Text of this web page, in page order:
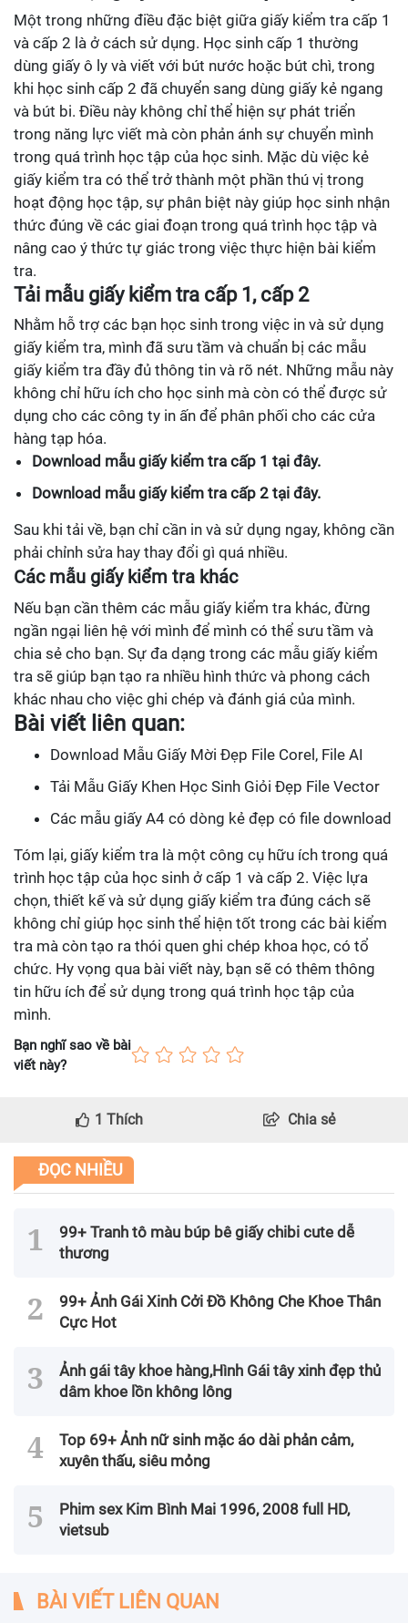
Một trong những điều đặc biệt giữa giấy kiểm tra cấp 1
và cấp 2 là ở cách sử dụng. Học sinh cấp 1 thường
dùng giấy ô ly và viết với bút nước hoặc bút chì, trong
khi học sinh cấp 2 đã chuyển sang dùng giấy kẻ ngang
và bút bi. Điều này không chỉ thể hiện sự phát triển
trong năng lực viết mà còn phản ánh sự chuyển mình
trong quá trình học tập của học sinh. Mặc dù việc kẻ
giấy kiểm tra có thể trở thành một phần thú vị trong
hoạt động học tập, sự phân biệt này giúp học sinh nhận
thức đúng về các giai đoạn trong quá trình học tập và
nâng cao ý thức tự giác trong việc thực hiện bài kiểm
tra.
Tải mẫu giấy kiểm tra cấp 1, cấp 2
Nhằm hỗ trợ các bạn học sinh trong việc in và sử dụng
giấy kiểm tra, mình đã sưu tầm và chuẩn bị các mẫu
giấy kiểm tra đầy đủ thông tin và rõ nét. Những mẫu này
không chỉ hữu ích cho học sinh mà còn có thể được sử
dụng cho các công ty in ấn để phân phối cho các cửa
hàng tạp hóa.
Download mẫu giấy kiểm tra cấp 1 tại đây.
Download mẫu giấy kiểm tra cấp 2 tại đây.
Sau khi tải về, bạn chỉ cần in và sử dụng ngay, không cần
phải chỉnh sửa hay thay đổi gì quá nhiều.
Các mẫu giấy kiểm tra khác
Nếu bạn cần thêm các mẫu giấy kiểm tra khác, đừng
ngần ngại liên hệ với mình để mình có thể sưu tầm và
chia sẻ cho bạn. Sự đa dạng trong các mẫu giấy kiểm
tra sẽ giúp bạn tạo ra nhiều hình thức và phong cách
khác nhau cho việc ghi chép và đánh giá của mình.
Bài viết liên quan:
Download Mẫu Giấy Mời Đẹp File Corel, File AI
Tải Mẫu Giấy Khen Học Sinh Giỏi Đẹp File Vector
Các mẫu giấy A4 có dòng kẻ đẹp có file download
Tóm lại, giấy kiểm tra là một công cụ hữu ích trong quá
trình học tập của học sinh ở cấp 1 và cấp 2. Việc lựa
chọn, thiết kế và sử dụng giấy kiểm tra đúng cách sẽ
không chỉ giúp học sinh thể hiện tốt trong các bài kiểm
tra mà còn tạo ra thói quen ghi chép khoa học, có tổ
chức. Hy vọng qua bài viết này, bạn sẽ có thêm thông
tin hữu ích để sử dụng trong quá trình học tập của
mình.
Bạn nghĩ sao về bài
viết này?
1 Thích Chia sẻ
ĐỌC NHIỀU
99+ Tranh tô màu búp bê giấy chibi cute dễ
thương
99+ Ảnh Gái Xinh Cởi Đồ Không Che Khoe Thân
Cực Hot
Ảnh gái tây khoe hàng,Hình Gái tây xinh đẹp thủ
dâm khoe lồn không lông
Top 69+ Ảnh nữ sinh mặc áo dài phản cảm,
xuyên thấu, siêu mỏng
Phim sex Kim Bình Mai 1996, 2008 full HD,
vietsub
BÀI VIẾT LIÊN QUAN